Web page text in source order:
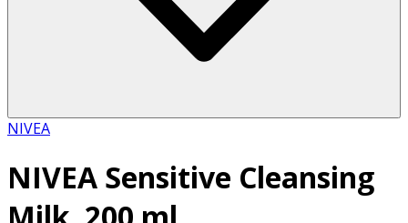
NIVEA
NIVEA Sensitive Cleansing